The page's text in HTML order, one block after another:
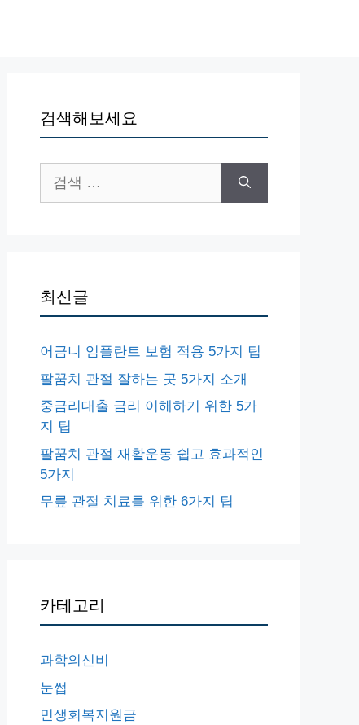
검색해보세요
색:
최신글
어금니 임플란트 보험 적용 5가지 팁
팔꿈치 관절 잘하는 곳 5가지 소개
중금리대출 금리 이해하기 위한 5가
지 팁
팔꿈치 관절 재활운동 쉽고 효과적인
5가지
무릎 관절 치료를 위한 6가지 팁
카테고리
과학의신비
눈썹
민생회복지원금